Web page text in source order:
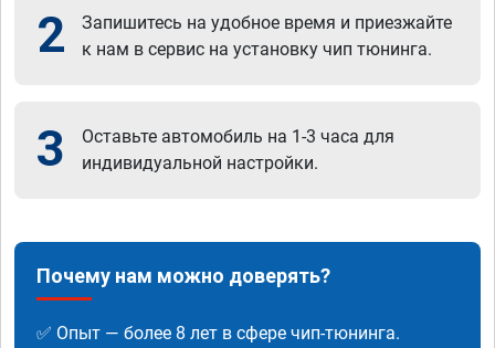
2
Запишитесь на удобное время и приезжайте
к нам в сервис на установку чип тюнинга.
3
Оставьте автомобиль на 1-3 часа для
индивидуальной настройки.
Почему нам можно доверять?
✅ Опыт — более 8 лет в сфере чип-тюнинга.